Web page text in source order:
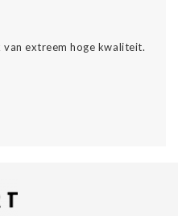
extreem hoge kwaliteit.